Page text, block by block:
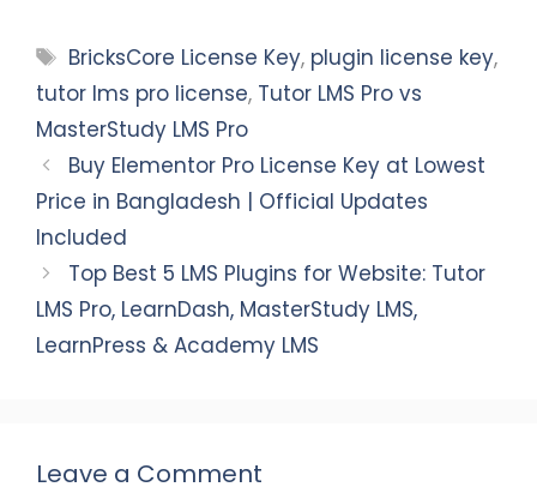
Tags
BricksCore License Key, plugin license key,
tutor lms pro license, Tutor LMS Pro vs
MasterStudy LMS Pro
Buy Elementor Pro License Key at Lowest
Price in Bangladesh | Official Updates
Included
Top Best 5 LMS Plugins for Website: Tutor
LMS Pro, LearnDash, MasterStudy LMS,
LearnPress & Academy LMS
Leave a Comment